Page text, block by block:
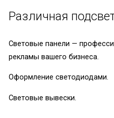
Различная
Световые панели —
рекламы вашего бизнеса.
Оформление светодиодами.
Световые вывески.